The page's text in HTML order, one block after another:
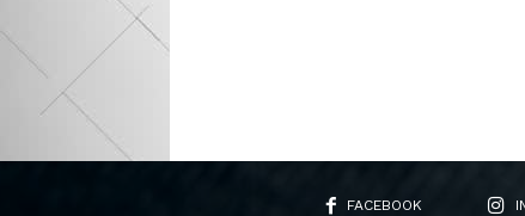
FACEBOOK